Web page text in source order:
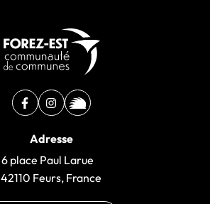
Facebook
(ouverture dans un nouvel onglet)
Instagram
(ouverture dans un nouvel
illiwap
(ouverture dans un nouvel
Adresse
6 place Paul Larue
42110 Feurs, France